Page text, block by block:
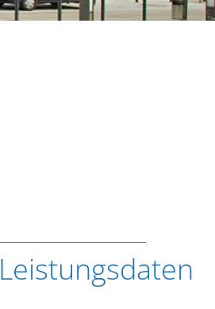
Leistungsdaten